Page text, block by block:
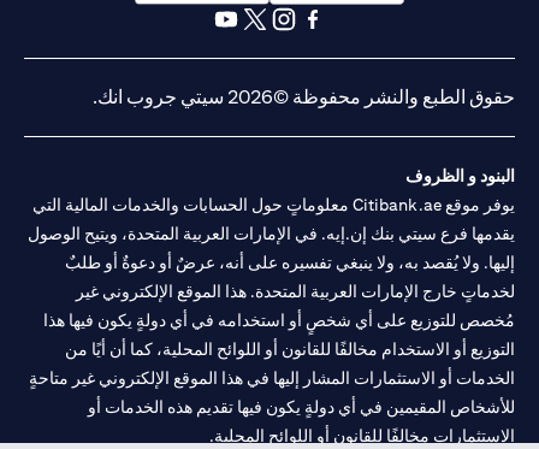
(opens in a new tab)
حقوق الطبع والنشر محفوظة ©2026 سيتي جروب انك.
البنود و الظروف
يوفر موقع Citibank.ae معلوماتٍ حول الحسابات والخدمات المالية التي
يقدمها فرع سيتي بنك إن.إيه. في الإمارات العربية المتحدة، ويتيح الوصول
إليها. ولا يُقصد به، ولا ينبغي تفسيره على أنه، عرضٌ أو دعوةٌ أو طلبٌ
لخدماتٍ خارج الإمارات العربية المتحدة. هذا الموقع الإلكتروني غير
مُخصص للتوزيع على أي شخصٍ أو استخدامه في أي دولةٍ يكون فيها هذا
التوزيع أو الاستخدام مخالفًا للقانون أو اللوائح المحلية، كما أن أيًا من
الخدمات أو الاستثمارات المشار إليها في هذا الموقع الإلكتروني غير متاحةٍ
للأشخاص المقيمين في أي دولةٍ يكون فيها تقديم هذه الخدمات أو
الاستثمارات مخالفًا للقانون أو اللوائح المحلية.